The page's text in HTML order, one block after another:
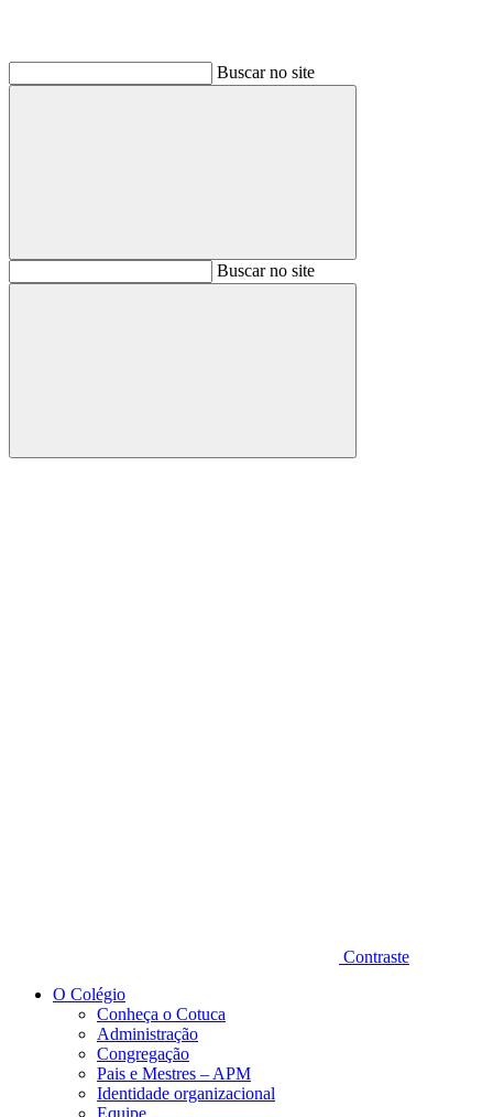
Buscar no site
BuscarBuscar no site
Buscar
Contraste
O Colégio
Conheça o Cotuca
Administração
Congregação
Pais e Mestres – APM
Identidade organizacional
Equipe